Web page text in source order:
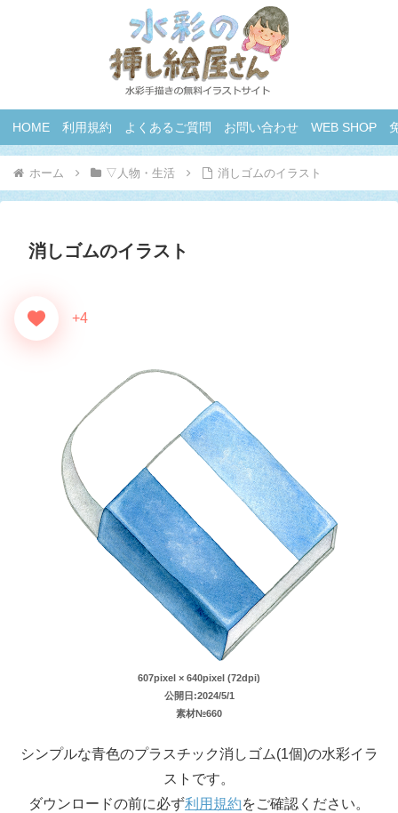
HOME 利用規約 よくあるご質問 お問い合わせ WEB SHOP
ホーム ▽人物・生活 消しゴムのイラスト
消しゴムのイラスト
+4
607pixel × 640pixel (72dpi)
公開日:2024/5/1
素材№660
シンプルな青色のプラスチック消しゴム(1個)の水彩イラ
ストです。
ダウンロードの前に必ず利用規約をご確認ください。